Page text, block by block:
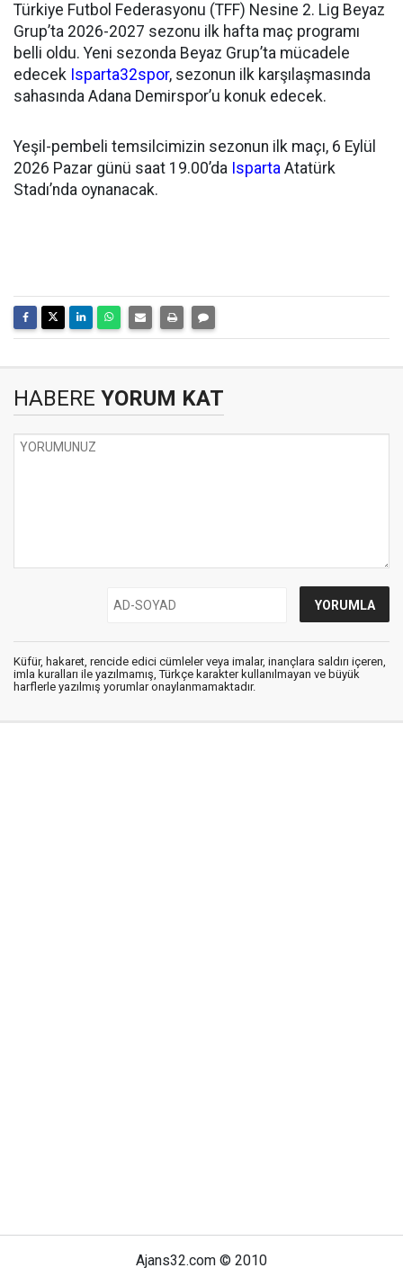
Türkiye Futbol Federasyonu (TFF) Nesine 2. Lig Beyaz
Grup’ta 2026-2027 sezonu ilk hafta maç programı
belli oldu. Yeni sezonda Beyaz Grup’ta mücadele
edecek Isparta32spor, sezonun ilk karşılaşmasında
sahasında Adana Demirspor’u konuk edecek.
Yeşil-pembeli temsilcimizin sezonun ilk maçı, 6 Eylül
2026 Pazar günü saat 19.00’da Isparta Atatürk
Stadı’nda oynanacak.
HABERE YORUM KAT
Küfür, hakaret, rencide edici cümleler veya imalar, inançlara saldırı içeren,
imla kuralları ile yazılmamış, Türkçe karakter kullanılmayan ve büyük
harflerle yazılmış yorumlar onaylanmamaktadır.
Ajans32.com © 2010